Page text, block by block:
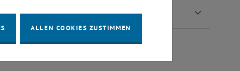
(Labor)
ALLEN COOKIES ZUSTIMMEN